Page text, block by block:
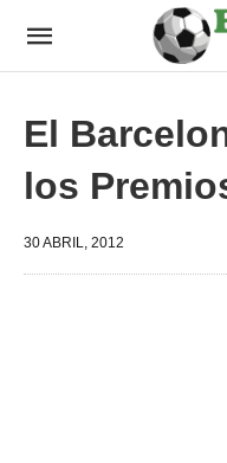
El
los
30 ABRIL, 2012